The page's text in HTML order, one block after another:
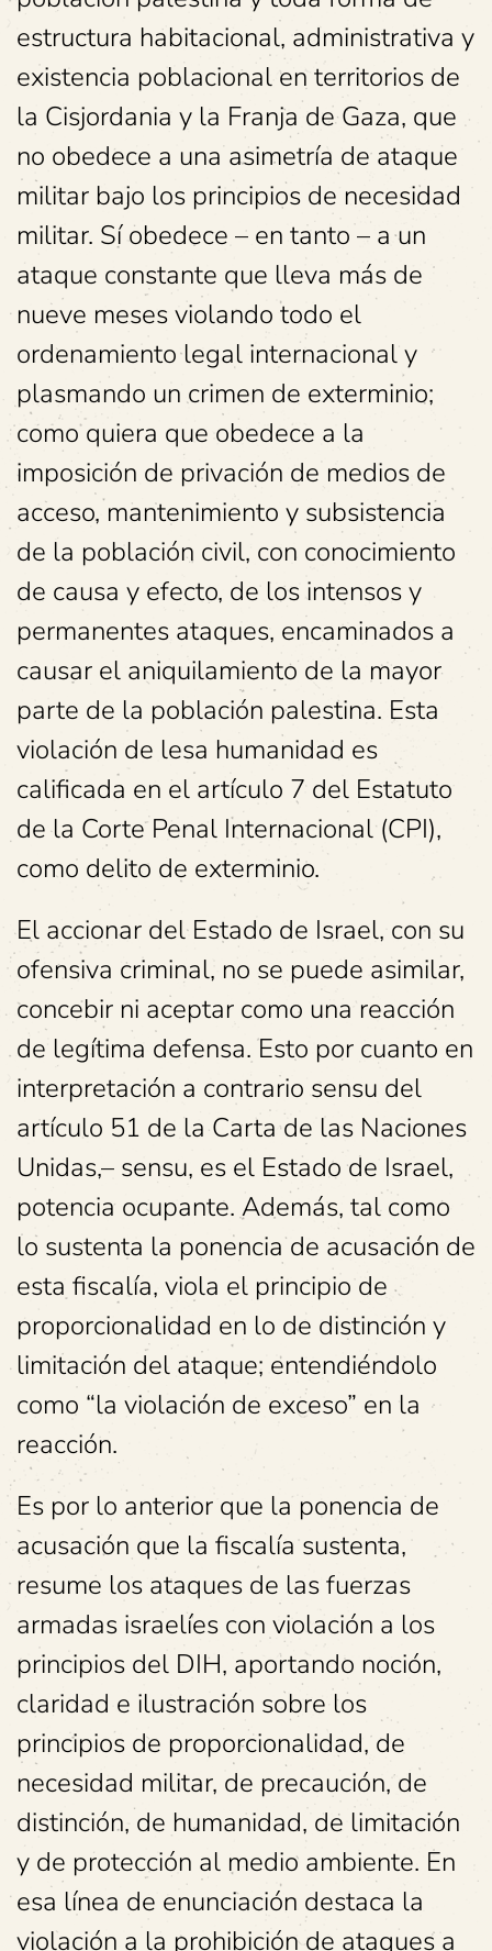
estructura habitacional, administrativa y
existencia poblacional en territorios de
la Cisjordania y la Franja de Gaza, que
no obedece a una asimetría de ataque
militar bajo los principios de necesidad
militar. Sí obedece – en tanto – a un
ataque constante que lleva más de
nueve meses violando todo el
ordenamiento legal internacional y
plasmando un crimen de exterminio;
como quiera que obedece a la
imposición de privación de medios de
acceso, mantenimiento y subsistencia
de la población civil, con conocimiento
de causa y efecto, de los intensos y
permanentes ataques, encaminados a
causar el aniquilamiento de la mayor
parte de la población palestina. Esta
violación de lesa humanidad es
calificada en el artículo 7 del Estatuto
de la Corte Penal Internacional (CPI),
como delito de exterminio.
El accionar del Estado de Israel, con su
ofensiva criminal, no se puede asimilar,
concebir ni aceptar como una reacción
de legítima defensa. Esto por cuanto en
interpretación a contrario sensu del
artículo 51 de la Carta de las Naciones
Unidas,– sensu, es el Estado de Israel,
potencia ocupante. Además, tal como
lo sustenta la ponencia de acusación de
esta fiscalía, viola el principio de
proporcionalidad en lo de distinción y
limitación del ataque; entendiéndolo
como “la violación de exceso” en la
reacción.
Es por lo anterior que la ponencia de
acusación que la fiscalía sustenta,
resume los ataques de las fuerzas
armadas israelíes con violación a los
principios del DIH, aportando noción,
claridad e ilustración sobre los
principios de proporcionalidad, de
necesidad militar, de precaución, de
distinción, de humanidad, de limitación
y de protección al medio ambiente. En
esa línea de enunciación destaca la
violación a la prohibición de ataques a